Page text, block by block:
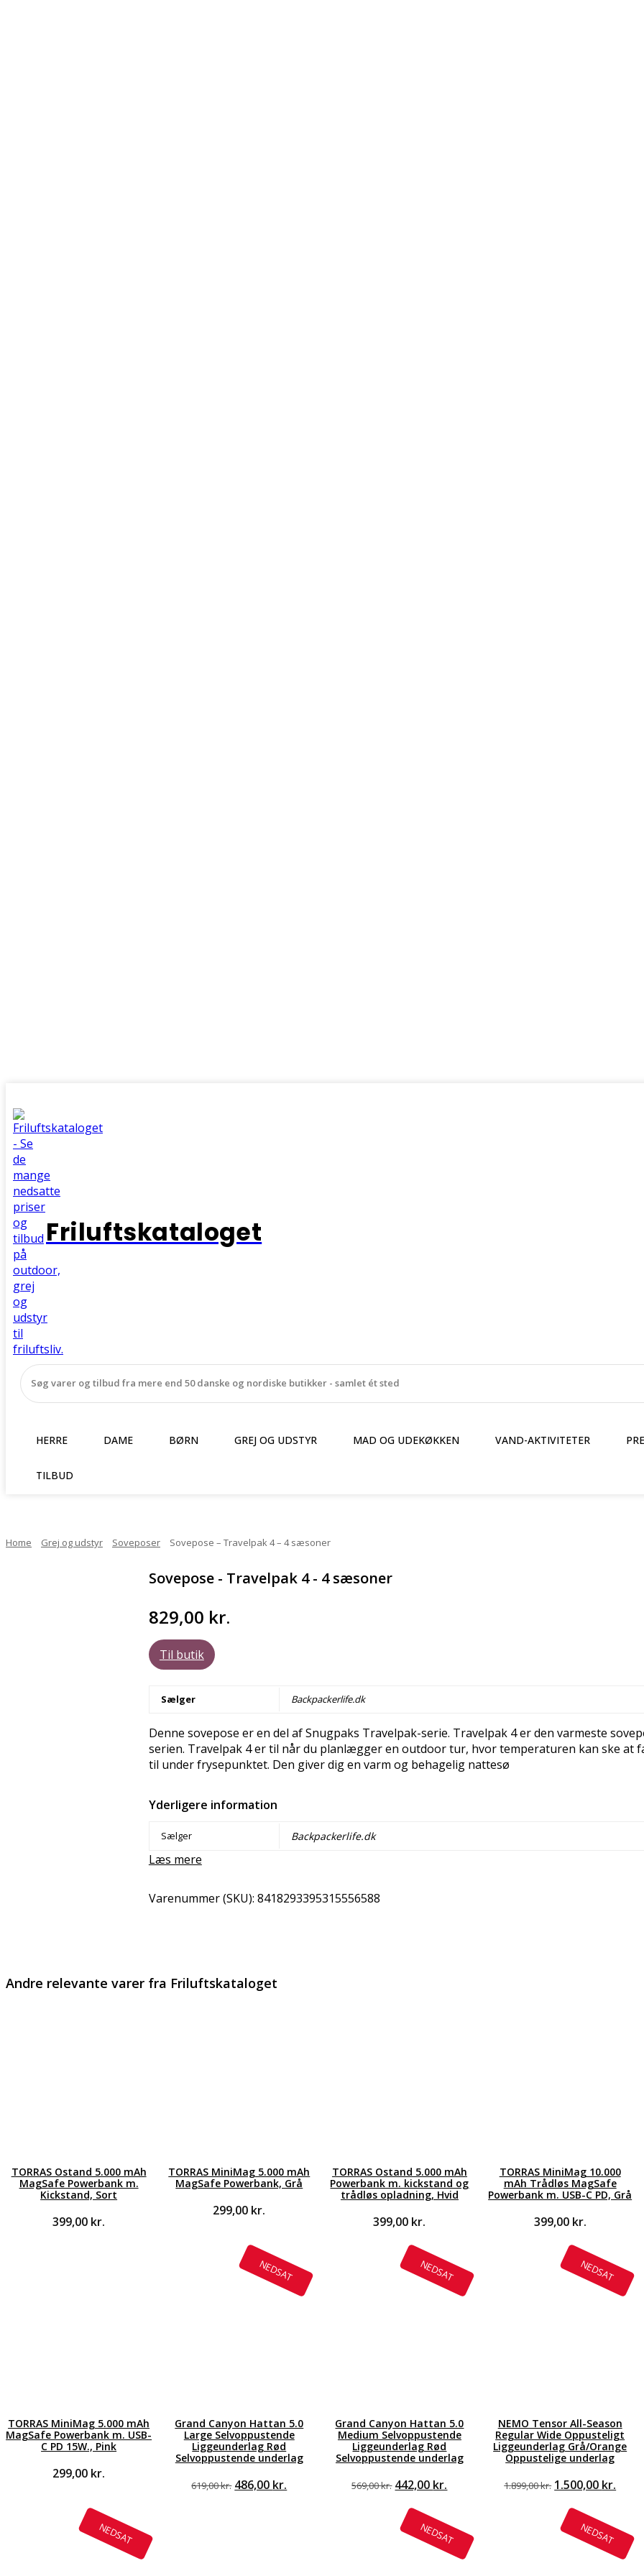
Friluftskataloget
HERRE DAME BØRN GREJ OG UDSTYR MAD OG UDEKØKKEN VAND-AKTIVITETER
TILBUD
Home Grej og udstyr Soveposer Sovepose – Travelpak 4 – 4 sæsoner
Sovepose - Travelpak 4 - 4 sæsoner
829,00 kr.
Til butik
Sælger Backpackerlife.dk
Denne sovepose er en del af Snugpaks Travelpak-serie. Travelpak 4 er den varmeste
serien. Travelpak 4 er til når du planlægger en outdoor tur, hvor temperaturen kan ske at
til under frysepunktet. Den giver dig en varm og behagelig nattesø
Yderligere information
Sælger Backpackerlife.dk
Læs mere
Varenummer (SKU): 8418293395315556588
Andre relevante varer fra Friluftskataloget
TORRAS Ostand 5.000 mAh
MagSafe Powerbank m.
Kickstand, Sort
399,00 kr.
TORRAS MiniMag 5.000 mAh
MagSafe Powerbank, Grå
299,00 kr.
TORRAS Ostand 5.000 mAh
Powerbank m. kickstand og
trådløs opladning, Hvid
399,00 kr.
TORRAS MiniMag 10.000
mAh Trådløs MagSafe
Powerbank m. USB-C PD, Grå
399,00 kr.
TORRAS MiniMag 5.000 mAh
MagSafe Powerbank m. USB-
C PD 15W., Pink
299,00 kr.
NEDSAT
Grand Canyon Hattan 5.0
Large Selvoppustende
Liggeunderlag Rød
Selvoppustende underlag
619,00kr. Den
486,00 kr.
NEDSAT
Grand Canyon Hattan 5.0
Medium Selvoppustende
Liggeunderlag Rød
Selvoppustende underlag
569,00kr. Den
pris
var:
569,00 kr..
442,00 kr.
er:
442,00 kr..
NEDSAT
NEMO Tensor All-Season
Regular Wide Oppusteligt
Liggeunderlag Grå/Orange
Oppustelige underlag
1.899,00kr. Den
pris
var:
1.899,00 kr..
1.500,00 kr.
er:
NEDSAT NEDSAT NEDSAT